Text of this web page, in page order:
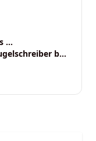
…
bei